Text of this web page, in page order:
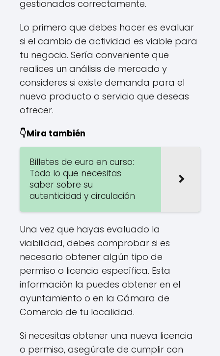
gestionados correctamente.
Lo primero que debes hacer es evaluar
si el cambio de actividad es viable para
tu negocio. Sería conveniente que
realices un análisis de mercado y
consideres si existe demanda para el
nuevo producto o servicio que deseas
ofrecer.
👇Mira también
Billetes de euro en curso:
Todo lo que necesitas
saber sobre su
autenticidad y circulación
Una vez que hayas evaluado la
viabilidad, debes comprobar si es
necesario obtener algún tipo de
permiso o licencia específica. Esta
información la puedes obtener en el
ayuntamiento o en la Cámara de
Comercio de tu localidad.
Si necesitas obtener una nueva licencia
o permiso, asegúrate de cumplir con